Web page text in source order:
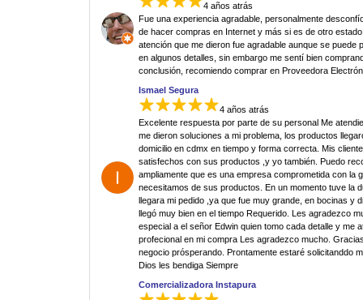
4 años atrás
Fue una experiencia agradable, personalmente
de hacer compras en Internet y más si es de otro
atención que me dieron fue agradable aunque se puede
en algunos detalles, sin embargo me sentí bien
conclusión, recomiendo comprar en Proveedora
Ismael Segura
4 años atrás
Excelente respuesta por parte de su personal Me
me dieron soluciones a mi problema, los productos
domicilio en cdmx en tiempo y forma correcta. Mis
satisfechos con sus productos ,y yo también. Puedo
ampliamente que es una empresa comprometida con la
necesitamos de sus productos. En un momento tuve la
llegara mi pedido ,ya que fue muy grande, en bocinas y
llegó muy bien en el tiempo Requerido. Les agradezco
especial a el señor Edwin quien tomo cada detalle y me
profecional en mi compra Les agradezco mucho.
negocio prósperando. Prontamente estaré solicitanddo
Dios les bendiga Siempre
Comercializadora Instapura